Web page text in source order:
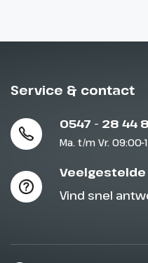
Service & contact
0547 - 28 44
Ma. t/m Vr. 09:00-
Veelgestelde
Vind snel